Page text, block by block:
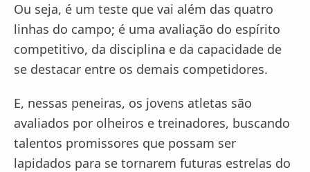
Ou seja, é um teste que vai além das quatro
linhas do campo; é uma avaliação do espírito
competitivo, da disciplina e da capacidade de
se destacar entre os demais competidores.
E, nessas peneiras, os jovens atletas são
avaliados por olheiros e treinadores, buscando
talentos promissores que possam ser
lapidados para se tornarem futuras estrelas do